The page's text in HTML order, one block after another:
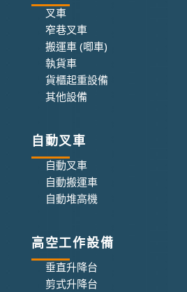
叉車
窄巷叉車
搬運車 (唧車)
執貨車
貨櫃起重設備
其他設備
自動叉車
自動叉車
自動搬運車
自動堆高機
高空工作設備
垂直升降台
剪式升降台